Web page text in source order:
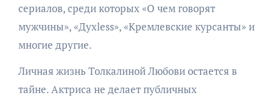
сериалов, среди которых «О чем говорят
мужчины», «Духless», «Кремлевские курсанты» и
многие другие.
Личная жизнь Толкалиной Любови остается в
тайне. Актриса не делает публичных